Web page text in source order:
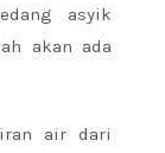
asyik
akan ada
air dari